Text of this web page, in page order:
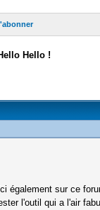
Hello !
également sur ce
l'outil qui a l'air